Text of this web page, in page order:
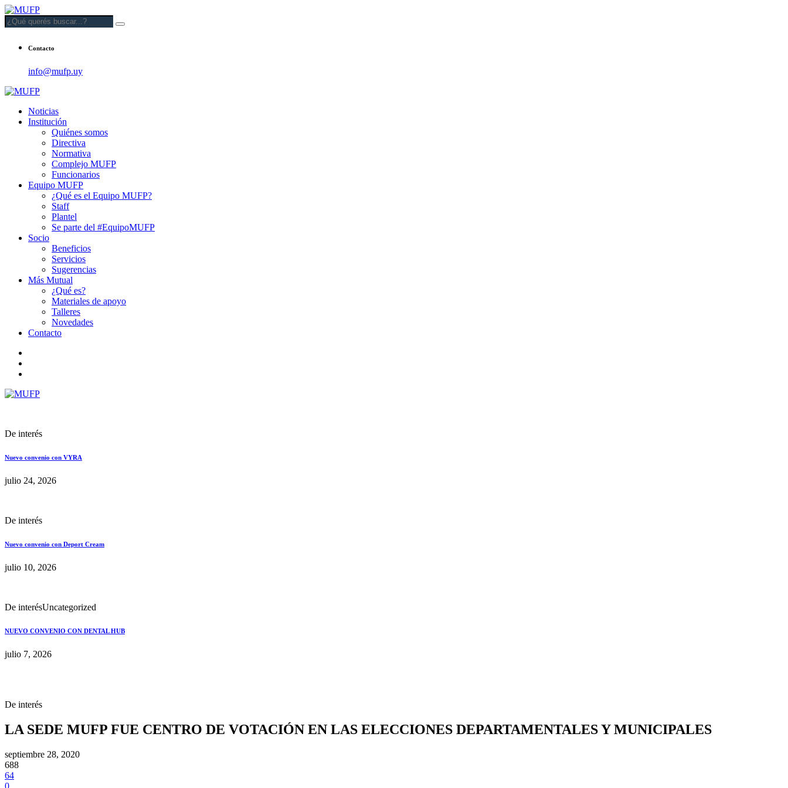
Contacto
info@mufp.uy
Noticias
Institución
Quiénes somos
Directiva
Normativa
Complejo MUFP
Funcionarios
Equipo MUFP
¿Qué es el Equipo MUFP?
Staff
Plantel
Se parte del #EquipoMUFP
Socio
Beneficios
Servicios
Sugerencias
Más Mutual
¿Qué es?
Materiales de apoyo
Talleres
Novedades
Contacto
De interés
Nuevo convenio con VYRA
julio 24, 2026
De interés
Nuevo convenio con Deport Cream
julio 10, 2026
De interésUncategorized
NUEVO CONVENIO CON DENTAL HUB
julio 7, 2026
De interés
LA SEDE MUFP FUE CENTRO DE VOTACIÓN EN LAS ELECCIONES DEPARTAMENTALES Y MUNICIPALES
septiembre 28, 2020
688
64
0